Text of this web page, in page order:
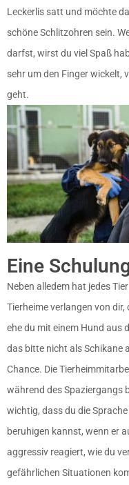
Leckerlis satt und möchte
schöne Schlitzohren sein.
darfst, wirst du viel Spaß
sehr um den Finger wickelt,
geht.
Eine
Neben alledem hat jedes
Tierheime verlangen von
ehe du mit einem Hund aus
das bitte nicht als Schikane
Chance. Die
während des Spaziergangs
wichtig, dass du die
beruhigen kannst, wenn er
aggressiv reagiert, wie du
gefährlichen Situationen